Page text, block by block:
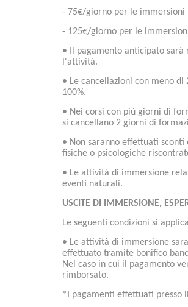
- 75€/giorno per le immersioni
- 125€/giorno per le
• Il pagamento anticipato
l'attività.
• Le cancellazioni con meno
100%.
• Nei corsi con più giorni di
si cancellano 2 giorni di
• Non saranno effettuati
fisiche o psicologiche
• Le attività di immersione
eventi naturali.
USCITE DI IMMERSIONE,
Le seguenti condizioni si
• Le attività di immersione
effettuato tramite bonifico
Nel caso in cui il pagamento
rimborsato.
*I pagamenti effettuati presso